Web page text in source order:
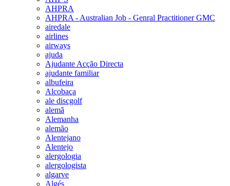
AHPRA
AHPRA - Australian Job - Genral Practitioner GMC
airedale
airlines
airways
ajuda
Ajudante Acção Directa
ajudante familiar
albufeira
Alcobaça
ale discgolf
alemã
Alemanha
alemão
Alentejano
Alentejo
alergologia
alergologista
algarve
Algés